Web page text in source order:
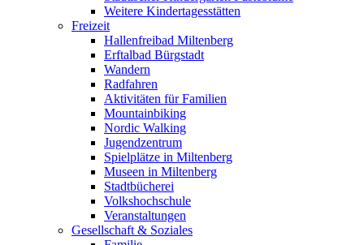
Weitere Kindertagesstätten
Freizeit
Hallenfreibad Miltenberg
Erftalbad Bürgstadt
Wandern
Radfahren
Aktivitäten für Familien
Mountainbiking
Nordic Walking
Jugendzentrum
Spielplätze in Miltenberg
Museen in Miltenberg
Stadtbücherei
Volkshochschule
Veranstaltungen
Gesellschaft & Soziales